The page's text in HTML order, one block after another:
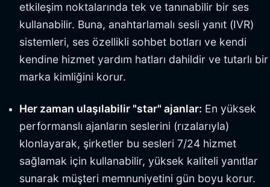
etkileşim noktalarında tek ve tanınabilir bir ses
kullanabilir. Buna, anahtarlamalı sesli yanıt (IVR)
sistemleri, ses özellikli sohbet botları ve kendi
kendine hizmet yardım hatları dahildir ve tutarlı bir
marka kimliğini korur.
Her zaman ulaşılabilir "star" ajanlar: En yüksek
performanslı ajanların seslerini (rızalarıyla)
klonlayarak, şirketler bu sesleri 7/24 hizmet
sağlamak için kullanabilir, yüksek kaliteli yanıtlar
sunarak müşteri memnuniyetini gün boyu korur.